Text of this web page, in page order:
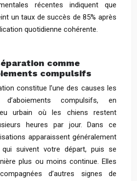
récentes indiquent que
un taux de succès de 85% après
quotidienne cohérente.
comme
compulsifs
constitue l’une des causes les
compulsifs, en
urbain où les chiens restent
heures par jour. Dans ce
apparaissent généralement
suivent votre départ, puis se
plus ou moins continue. Elles
d’autres signes de